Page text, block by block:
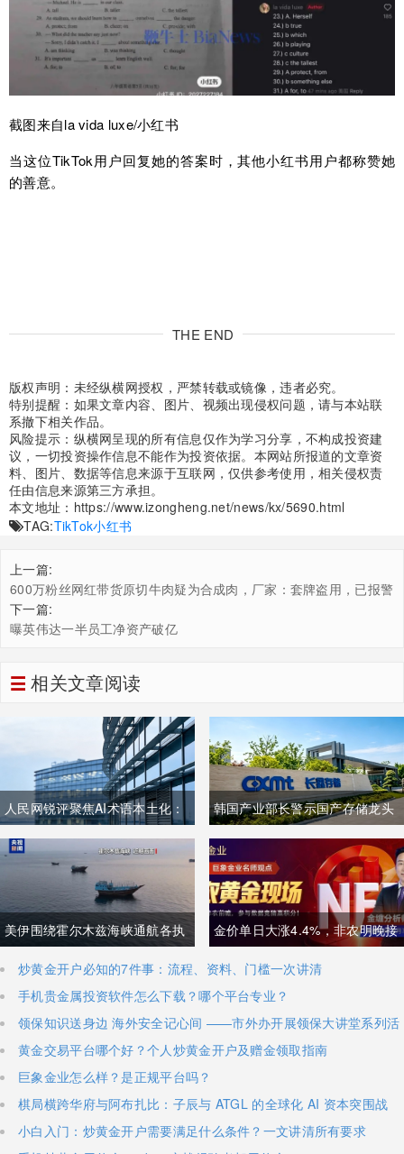
截图来自la vida luxe/小红书
当这位TikTok用户回复她的答案时，其他小红书用户都称赞她
的善意。
THE END
版权声明：未经纵横网授权，严禁转载或镜像，违者必究。
特别提醒：如果文章内容、图片、视频出现侵权问题，请与本站联
系撤下相关作品。
风险提示：纵横网呈现的所有信息仅作为学习分享，不构成投资建
议，一切投资操作信息不能作为投资依据。本网站所报道的文章资
料、图片、数据等信息来源于互联网，仅供参考使用，相关侵权责
任由信息来源第三方承担。
本文地址： https://www.izongheng.net/news/kx/5690.html
TAG:TikTok小红书
上一篇:
600万粉丝网红带货原切牛肉疑为合成肉，厂家：套牌盗用，已报警
下一篇:
曝英伟达一半员工净资产破亿
相关文章阅读
人民网锐评聚焦AI术语本土化：
夯实中文科技话语体系关乎全球
科技话语权争夺
韩国产业部长警示国产存储龙头
面临追赶压力，忌惮国内大举布
局半导体，呼吁加码本土资本投
入避免优势流失
美伊围绕霍尔木兹海峡通航各执
一词，美方称临时协议即将落
地，伊朗坚称仅与阿曼双边磋
商、通航恢复取决于美方态度
金价单日大涨4.4%，非农明晚接
棒丨黄金后市如何？
炒黄金开户必知的7件事：流程、资料、门槛一次讲清
手机贵金属投资软件怎么下载？哪个平台专业？
领保知识送身边 海外安全记心间 ——市外办开展领保大讲堂系列活
黄金交易平台哪个好？个人炒黄金开户及赠金领取指南
巨象金业怎么样？是正规平台吗？
棋局横跨华府与阿布扎比：子辰与 ATGL 的全球化 AI 资本突围战
小白入门：炒黄金开户需要满足什么条件？一文讲清所有要求